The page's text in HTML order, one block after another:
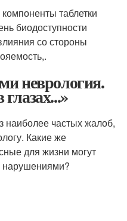
таблетки
биодоступности
со стороны
,.
неврология.
наиболее частых жалоб,
Какие же
для жизни могут
нарушениями?